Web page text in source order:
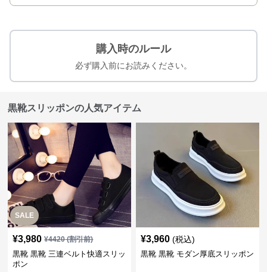
購入時のルール
必ず購入前にお読みください。
黒靴スリッポンの人気アイテム
SALE
¥3,980 ¥4420(割引前)
黒靴 黒靴 三連ベルト快適スリッ
ポン
¥3,960 (税込)
黒靴 黒靴 モダン厚底スリッポン